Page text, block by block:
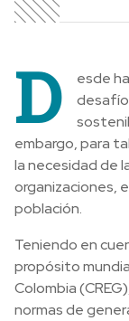
D
esde
embargo, para
la necesidad de
organizaciones,
población.
Teniendo en
propósito
Colombia
normas de